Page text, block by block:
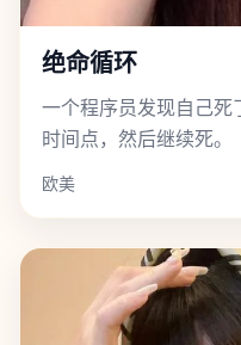
绝命循环
一个程序员发现自己死
时间点，然后继续死。
欧美